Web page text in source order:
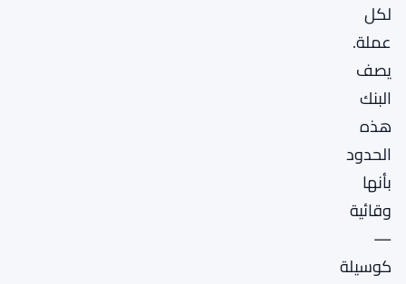
لكل
عملة.
يصف
البنك
هذه
الحدود
بأنها
وقائية
—
كوسيلة